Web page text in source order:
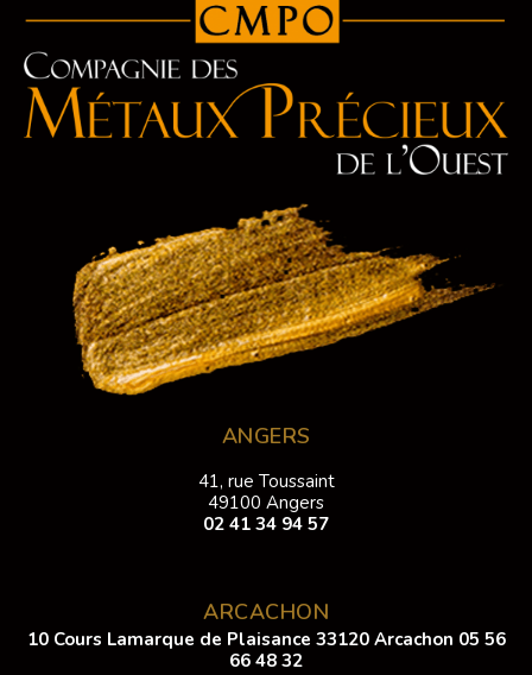
ANGERS
41, rue Toussaint
49100 Angers
02 41 34 94 57
ARCACHON
10 Cours Lamarque de Plaisance 33120 Arcachon 05 56
66 48 32